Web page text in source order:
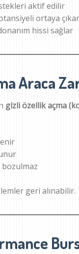
aktif edilir
ortaya çıkar
hissi sağlar
Araca
gizli özellik açma
bozulmaz
geri alınabilir.